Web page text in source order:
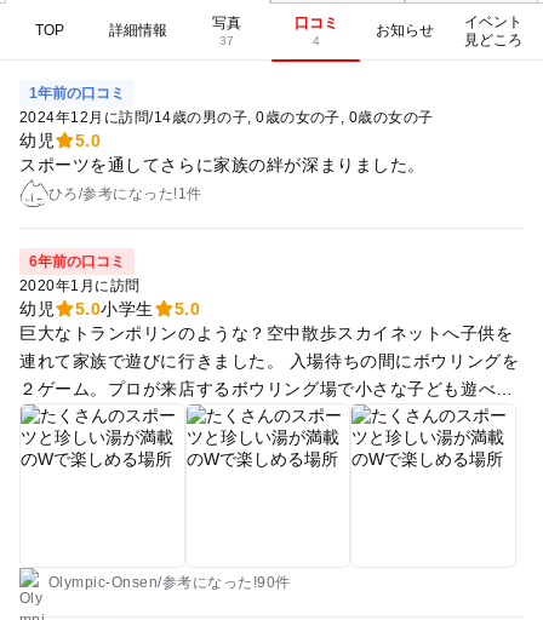
TOP 詳細情報 写真
37
口コミ
4
お知らせ
イベント
見どころ
1年前の口コミ
2024年12月に訪問/14歳の男の子 0歳の女の子 0歳の女の子
幼児
5.0
スポーツを通してさらに家族の絆が深まりました。
ひろ/参考に なった!1件
6年前の口コミ
2020年1月に訪問
幼児 5.0小学生
5.0
巨大なトランポリンのような？空中散歩スカイネットへ子供を
連れて家族で遊びに行きました。 入場待ちの間にボウリングを
２ゲーム。プロが来店するボウリング場で小さな子ども遊べる
ガーター防止のレーンがあり、みんなで楽しめます。ストライ
クが出ると気持ちが良いです！ 広いボルダリング、クライミン
グ場があり、来月は２回目の筑紫野スポーツランドのボルダリ
喜んでいました。 スカイネットはジャンプ、ジャンプで子供た
ちがすごく楽しそうで面白い施設です。 今年は３倍に広くなる
Olympic-Onsen/参考になった!90件